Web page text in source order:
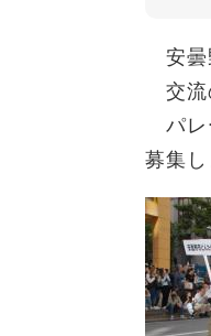
安曇
交流
パレ
募集し